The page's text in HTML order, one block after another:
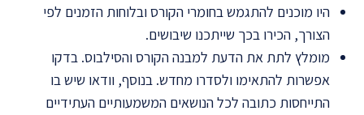
היו מוכנים להתגמש בחומרי הקורס ובלוחות הזמנים לפי
הצורך, הכירו בכך שייתכנו שיבושים.
מומלץ לתת את הדעת למבנה הקורס והסילבוס. בדקו
אפשרות להתאימו ולסדרו מחדש. בנוסף, וודאו שיש בו
התייחסות כתובה לכל הנושאים המשמעותיים העתידיים